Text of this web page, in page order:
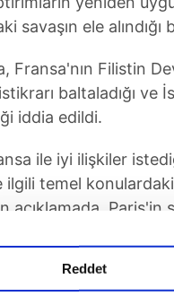
Reddet
savaşın ele alındığı
Fransa'nın Filistin
baltaladığı ve
iddia edildi.
ile iyi ilişkiler
ilgili temel
açıklamada, Paris'in
attığı ve tutum